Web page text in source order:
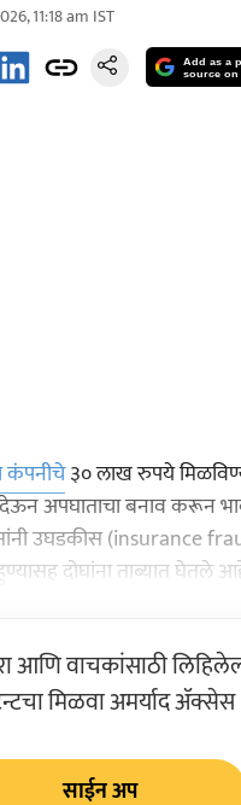
11:18 am IST
Add as a
source on
कंपनीचे३० लाख रुपये
अपघाताचा बनाव करून
उघडकीस (insurance
दोघांना ताब्यात घेतले
आणि वाचकांसाठी
मिळवा अमर्याद ॲक्सेस
साईन अप